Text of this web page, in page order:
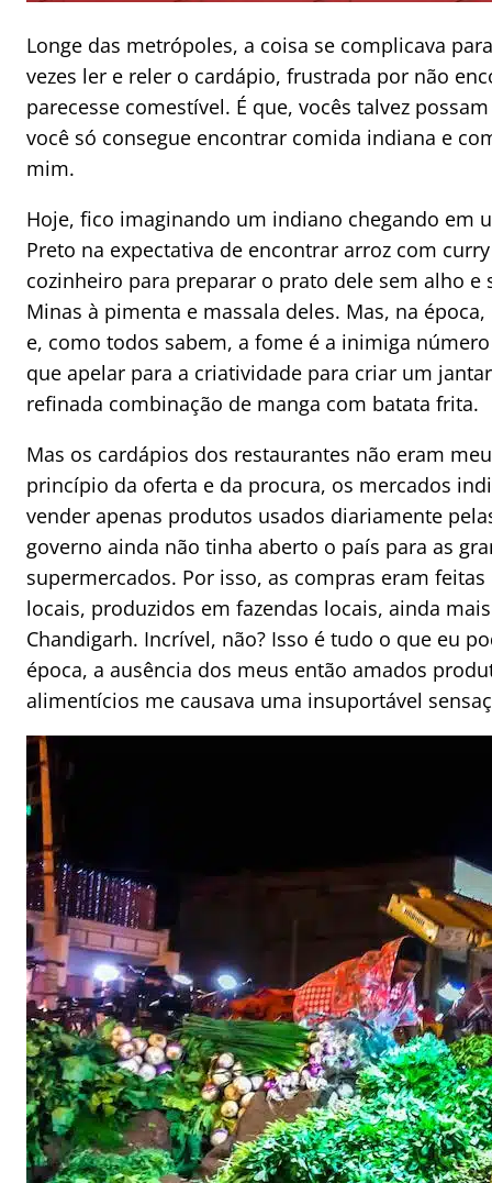
Longe das metrópoles, a coisa se complicava
vezes ler e reler o cardápio, frustrada por não
parecesse comestível. É que, vocês talvez
você só consegue encontrar comida indiana e
mim.
Hoje, fico imaginando um indiano chegando em
Preto na expectativa de encontrar arroz com
cozinheiro para preparar o prato dele sem alho e
Minas à pimenta e massala deles. Mas, na
e, como todos sabem, a fome é a inimiga
que apelar para a criatividade para criar um
refinada combinação de manga com batata frita.
Mas os cardápios dos restaurantes não eram
princípio da oferta e da procura, os mercados
vender apenas produtos usados diariamente
governo ainda não tinha aberto o país para as
supermercados. Por isso, as compras eram
locais, produzidos em fazendas locais, ainda
Chandigarh. Incrível, não? Isso é tudo o que eu
época, a ausência dos meus então amados
alimentícios me causava uma insuportável